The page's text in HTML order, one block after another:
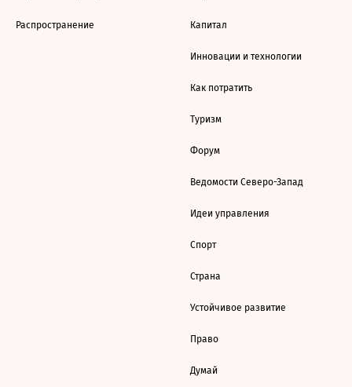
Распространение Капитал
Инновации и технологии
Как потратить
Туризм
Форум
Ведомости Северо-Запад
Идеи управления
Спорт
Страна
Устойчивое развитие
Право
Думай